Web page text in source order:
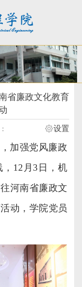
省廉政文化教育
设置
，加强党风廉政
， 12月3日
，机
河南省廉政文
动， 学院党员